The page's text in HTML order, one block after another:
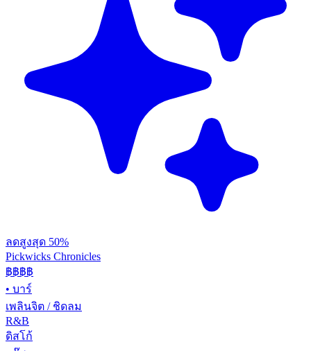
ลดสูงสุด 50%
Pickwicks Chronicles
฿฿฿฿
• บาร์
เพลินจิต / ชิดลม
R&B
ดิสโก้